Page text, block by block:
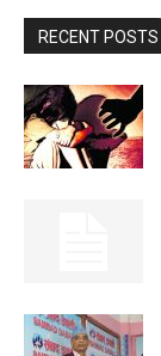
RECENT POSTS